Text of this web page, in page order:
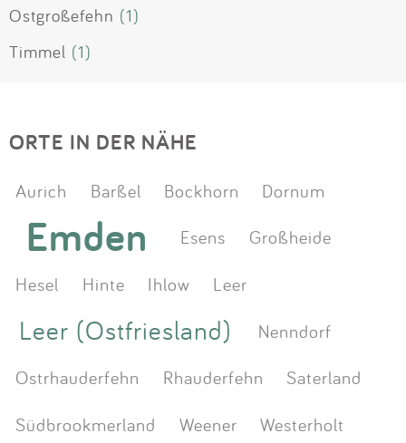
Ostgroßefehn (1)
Timmel (1)
ORTE IN DER NÄHE
Aurich Barßel Bockhorn Dornum
Emden Esens
Großheide
Hesel
Hinte Ihlow Leer
Leer (Ostfriesland)
Nenndorf
Ostrhauderfehn
Rhauderfehn
Saterland
Südbrookmerland
Weener
Westerholt